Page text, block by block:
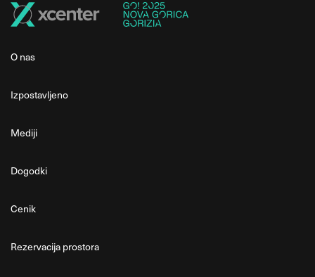
O nas
Izpostavljeno
Mediji
Dogodki
Cenik
Rezervacija prostora